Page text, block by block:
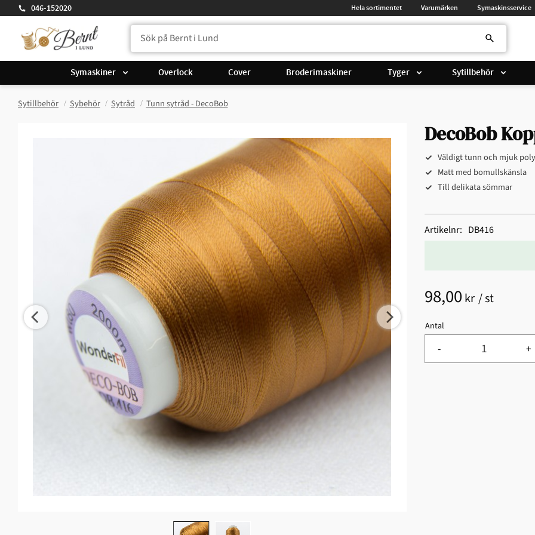
046-152020 Hela sortimentet Varumärken Symaskinsservice
Symaskiner Overlock Cover Broderimaskiner Tyger Sytillbehör
Sytillbehör Sybehör Sytråd Tunn sytråd - DecoBob
DecoBob
Väldigt tunn och mjuk
Matt med bomullskänsla
Till delikata sömmar
98,00 kr /st
Antal
+
-
Artikelnr DB416